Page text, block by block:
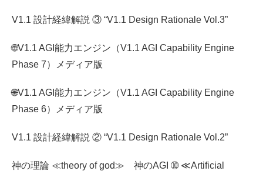
V1.1 設計経緯解説 ③ “V1.1 Design Rationale Vol.3”
🌐V1.1 AGI能力エンジン（V1.1 AGI Capability Engine
Phase 7）メディア版
🌐V1.1 AGI能力エンジン（V1.1 AGI Capability Engine
Phase 6）メディア版
V1.1 設計経緯解説 ② “V1.1 Design Rationale Vol.2”
神の理論 ≪theory of god≫ 神のAGI ➉ ≪Artificial